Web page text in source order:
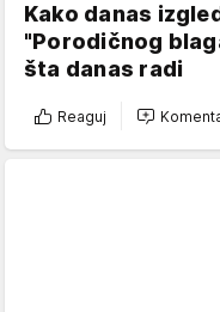
Kako danas
"Porodičnog
šta danas radi
Reaguj